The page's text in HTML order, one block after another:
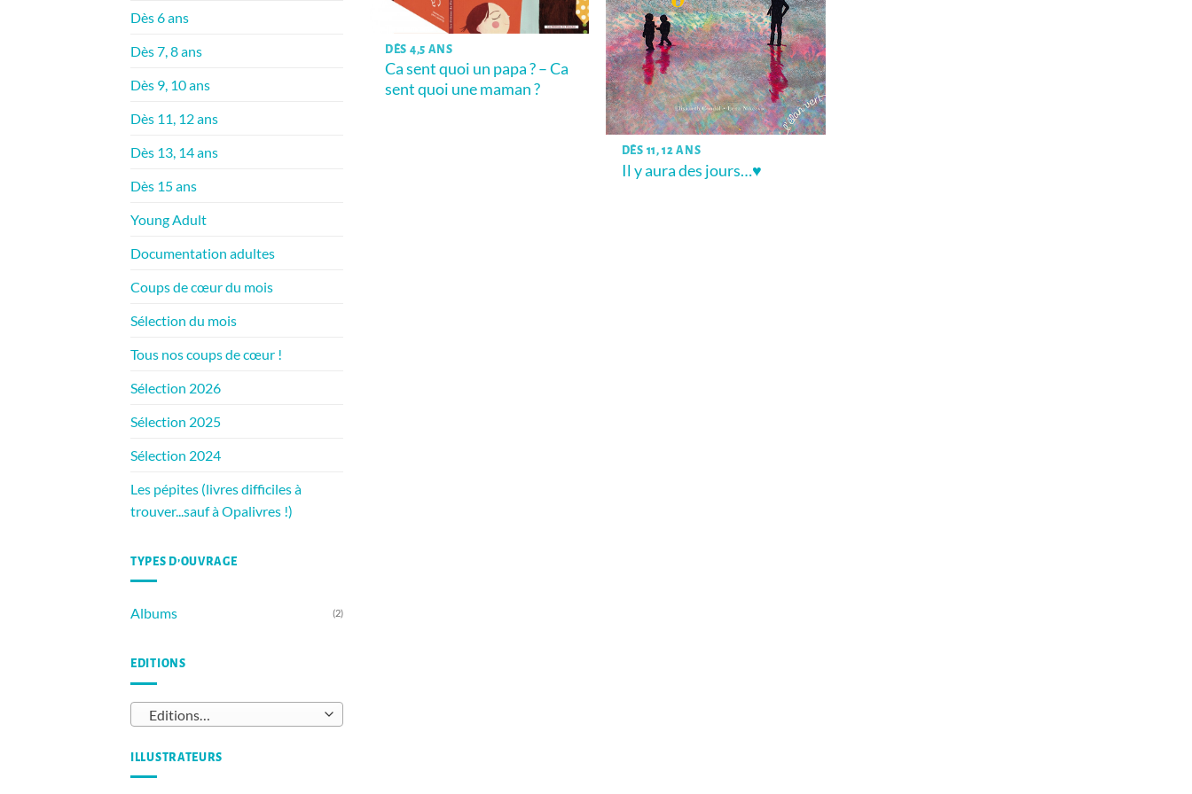
Dès 6 ans
Dès 7, 8 ans
Dès 9, 10 ans
Dès 11, 12 ans
Dès 13, 14 ans
Dès 15 ans
Young Adult
Documentation adultes
Coups de cœur du mois
Sélection du mois
Tous nos coups de cœur !
Sélection 2026
Sélection 2025
Sélection 2024
Les pépites (livres difficiles à
trouver...sauf à Opalivres !)
TYPES D’OUVRAGE
Albums (2)
EDITIONS
Editions…
ILLUSTRATEURS
DÈS 4,5 ANS
Ca sent quoi un papa ? – Ca
sent quoi une maman ?
DÈS 11, 12 ANS
Il y aura des jours…♥